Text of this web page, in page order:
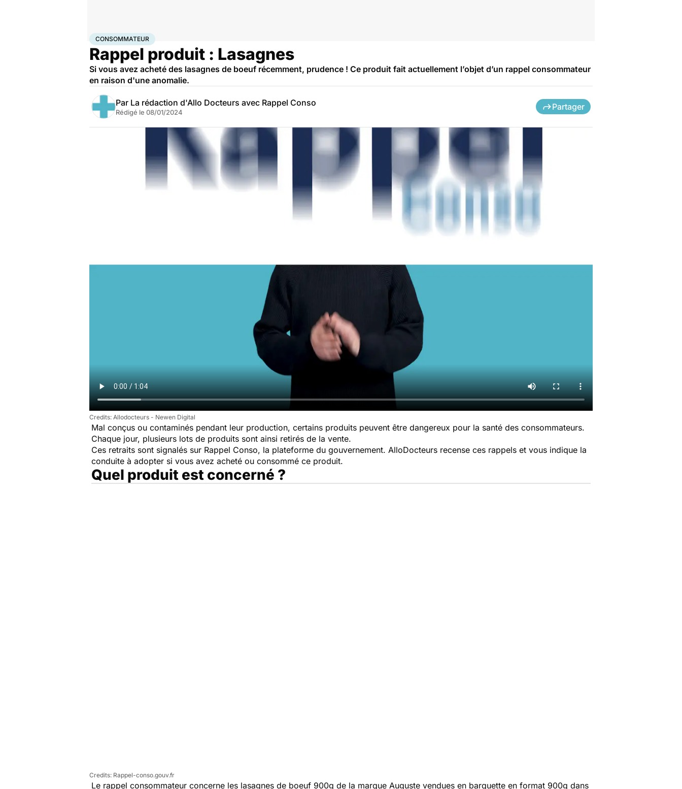
AccueilSantéConsommateur
CONSOMMATEUR
Rappel produit : Lasagnes
Si vous avez acheté des lasagnes de boeuf récemment, prudence ! Ce produit fait actuellement l’objet d’un rappel consommateur
en raison d'une anomalie.
Par La rédaction d'Allo Docteurs avec Rappel Conso
Rédigé le 08/01/2024
Partager
Allodocteurs - Newen Digital
Mal conçus ou contaminés pendant leur production, certains produits peuvent être dangereux pour la santé des consommateurs.
Chaque jour, plusieurs lots de produits sont ainsi retirés de la vente.
Ces retraits sont signalés sur Rappel Conso, la plateforme du gouvernement. AlloDocteurs recense ces rappels et vous indique la
conduite à adopter si vous avez acheté ou consommé ce produit.
Quel produit est concerné ?
Rappel-conso.gouv.fr
Le rappel consommateur concerne les lasagnes de boeuf 900g de la marque Auguste vendues en barquette en format 900g dans